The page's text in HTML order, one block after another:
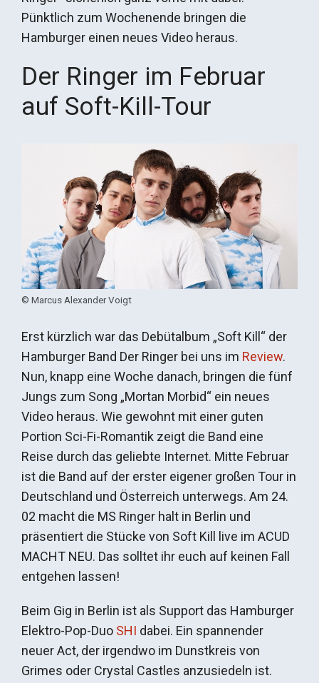
Pünktlich zum Wochenende bringen die
Hamburger einen neues Video heraus.
Der Ringer im Februar
auf Soft-Kill-Tour
© Marcus Alexander Voigt
Erst kürzlich war das Debütalbum „Soft Kill“ der
Hamburger Band Der Ringer bei uns im Review.
Nun, knapp eine Woche danach, bringen die fünf
Jungs zum Song „Mortan Morbid“ ein neues
Video heraus. Wie gewohnt mit einer guten
Portion Sci-Fi-Romantik zeigt die Band eine
Reise durch das geliebte Internet. Mitte Februar
ist die Band auf der erster eigener großen Tour in
Deutschland und Österreich unterwegs. Am 24.
02 macht die MS Ringer halt in Berlin und
präsentiert die Stücke von Soft Kill live im ACUD
MACHT NEU. Das solltet ihr euch auf keinen Fall
entgehen lassen!
Beim Gig in Berlin ist als Support das Hamburger
Elektro-Pop-Duo SHI dabei. Ein spannender
neuer Act, der irgendwo im Dunstkreis von
Grimes oder Crystal Castles anzusiedeln ist.